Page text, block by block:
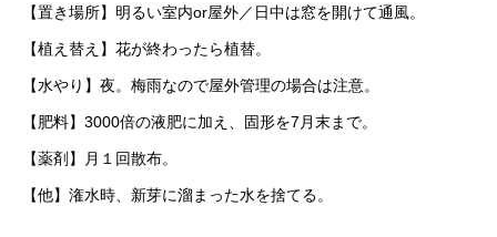
【置き場所】明るい室内or屋外／日中は窓を開けて通風。
【植え替え】花が終わったら植替。
【水やり】夜。梅雨なので屋外管理の場合は注意。
【肥料】3000倍の液肥に加え、固形を7月末まで。
【薬剤】月１回散布。
【他】潅水時、新芽に溜まった水を捨てる。